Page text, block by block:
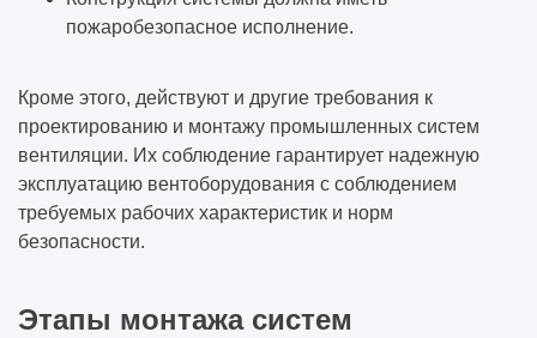
пожаробезопасное исполнение.
Кроме этого, действуют и другие требования к
проектированию и монтажу промышленных систем
вентиляции. Их соблюдение гарантирует надежную
эксплуатацию вентоборудования с соблюдением
требуемых рабочих характеристик и норм
безопасности.
Этапы монтажа систем